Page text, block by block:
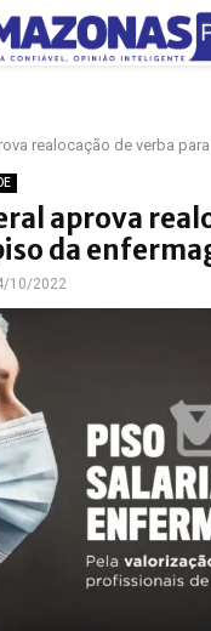
realocação de verba
aprova
da
10/2022